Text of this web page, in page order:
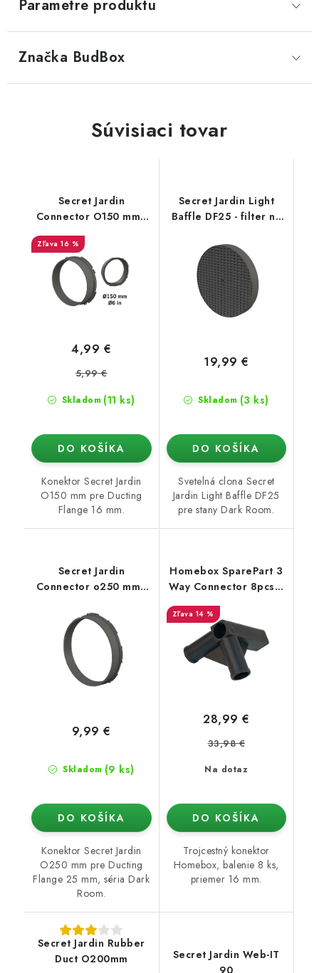
Parametre produktu
Značka BudBox
Súvisiaci tovar
Secret Jardin
Connector O150 mm -
konektor pro Ducting
Flange (16mm)
16 %
Skladom (11 ks)
4,99 €
5,99 €
DO KOŠÍKA
Konektor Secret Jardin
O150 mm pre Ducting
Flange 16 mm.
Secret Jardin Light
Baffle DF25 - filter na
Skladom (3 ks)
19,99 €
DO KOŠÍKA
Svetelná clona Secret
Jardin Light Baffle DF25
pre stany Dark Room.
Secret Jardin
Connector o250 mm -
Flange 25mm (Dark
Room)
Skladom (9 ks)
9,99 €
DO KOŠÍKA
Konektor Secret Jardin
O250 mm pre Ducting
Flange 25 mm, séria Dark
Room.
Homebox SparePart 3
Way Connector 8pcs /
14 %
Na dotaz
28,99 €
33,98 €
DO KOŠÍKA
Trojcestný konektor
Homebox, balenie 8 ks,
priemer 16 mm.
Secret Jardin Rubber
Duct O200mm
Secret Jardin Web-IT